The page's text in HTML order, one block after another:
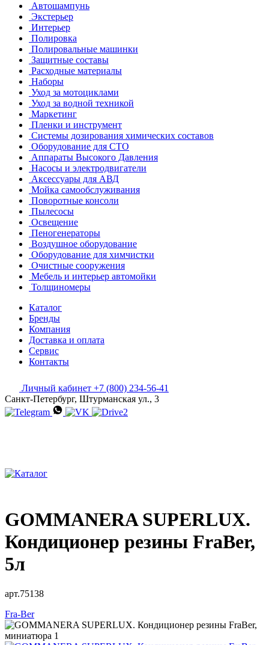
Автошампунь
Экстерьер
Интерьер
Полировка
Полировальные машинки
Защитные составы
Расходные материалы
Наборы
Уход за мотоциклами
Уход за водной техникой
Маркетинг
Пленки и инструмент
Системы дозирования химических составов
Оборудование для СТО
Аппараты Высокого Давления
Насосы и электродвигатели
Аксессуары для АВД
Мойка самообслуживания
Поворотные консоли
Пылесосы
Освещение
Пеногенераторы
Воздушное оборудование
Оборудование для химчистки
Очистные сооружения
Мебель и интерьер автомойки
Толщиномеры
Каталог
Бренды
Компания
Доставка и оплата
Сервис
Контакты
Личный кабинет +7 (800) 234-56-41
Санкт-Петербург, Штурманская ул., 3
GOMMANERA SUPERLUX.
Кондиционер резины FraBer,
5л
арт.75138
Fra-Ber